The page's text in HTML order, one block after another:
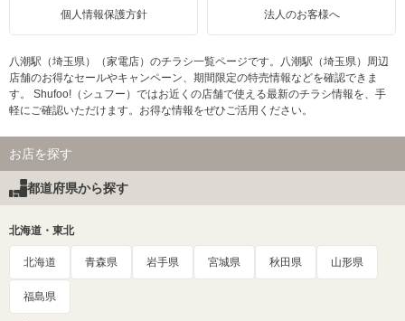
個人情報保護方針 法人のお客様へ
八潮駅（埼玉県）（家電店）のチラシ一覧ページです。八潮駅（埼玉県）周辺
店舗のお得なセールやキャンペーン、期間限定の特売情報などを確認できま
す。 Shufoo!（シュフー）ではお近くの店舗で使える最新のチラシ情報を、手
軽にご確認いただけます。お得な情報をぜひご活用ください。
お店を探す
都道府県から探す
北海道・東北
北海道 青森県 岩手県 宮城県 秋田県 山形県
福島県